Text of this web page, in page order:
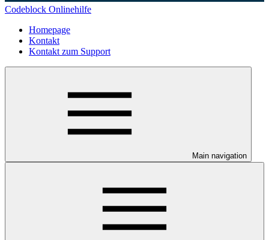
Codeblock Onlinehilfe
Homepage
Kontakt
Kontakt zum Support
Main navigation